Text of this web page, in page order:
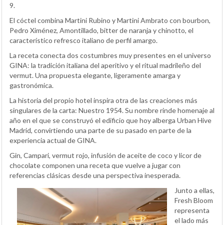
9.
El cóctel combina Martini Rubino y Martini Ambrato con bourbon,
Pedro Ximénez, Amontillado, bitter de naranja y chinotto, el
característico refresco italiano de perfil amargo.
La receta conecta dos costumbres muy presentes en el universo
GINA: la tradición italiana del aperitivo y el ritual madrileño del
vermut. Una propuesta elegante, ligeramente amarga y
gastronómica.
La historia del propio hotel inspira otra de las creaciones más
singulares de la carta: Nuestro 1954. Su nombre rinde homenaje al
año en el que se construyó el edificio que hoy alberga Urban Hive
Madrid, convirtiendo una parte de su pasado en parte de la
experiencia actual de GINA.
Gin, Campari, vermut rojo, infusión de aceite de coco y licor de
chocolate componen una receta que vuelve a jugar con
referencias clásicas desde una perspectiva inesperada.
Junto a ellas,
Fresh Bloom
representa
el lado más